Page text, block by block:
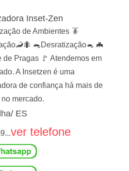
Inset-Zen
de Ambientes 🪳
🐀Desratização🐁 🦇
de Pragas 🚩 Atendemos em
A Insetzen é uma
de confiança há mais de
mercado.
ES
ver telefone